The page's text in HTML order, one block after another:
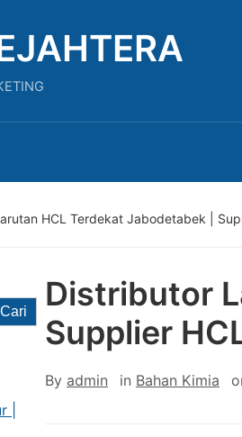
HCL Terdekat Jabodetabek |
Cari
|
Distributor
Supplier
By admin in Bahan Kimia